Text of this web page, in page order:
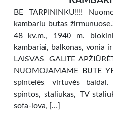
BE TARPININKU!!!!
kambariu butas
48 kv.m., 1940 m.
kambariai, balkonas, vonia
LAISVAS, GALITE
NUOMOJAMAME BUTE
spintelės, virtuvės
spintos, staliukas, TV
sofa-lova, […]